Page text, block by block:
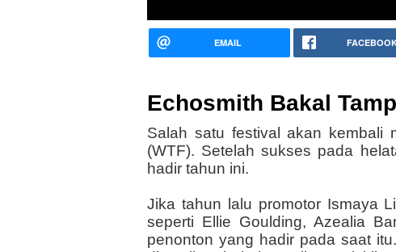
EMAIL
Echosmith Bakal
Salah satu festival akan kembali
(WTF). Setelah sukses pada
hadir tahun ini.
Jika tahun lalu promotor Ismaya
seperti Ellie Goulding, Azealia
penonton yang hadir pada saat